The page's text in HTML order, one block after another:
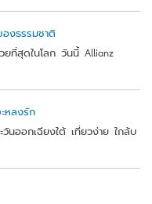
งธรรมชาติ
ยที่สุดในโลก วันนี้ Allianz
หลงรัก
วันออกเฉียงใต้ เที่ยวง่าย ใกล้บ